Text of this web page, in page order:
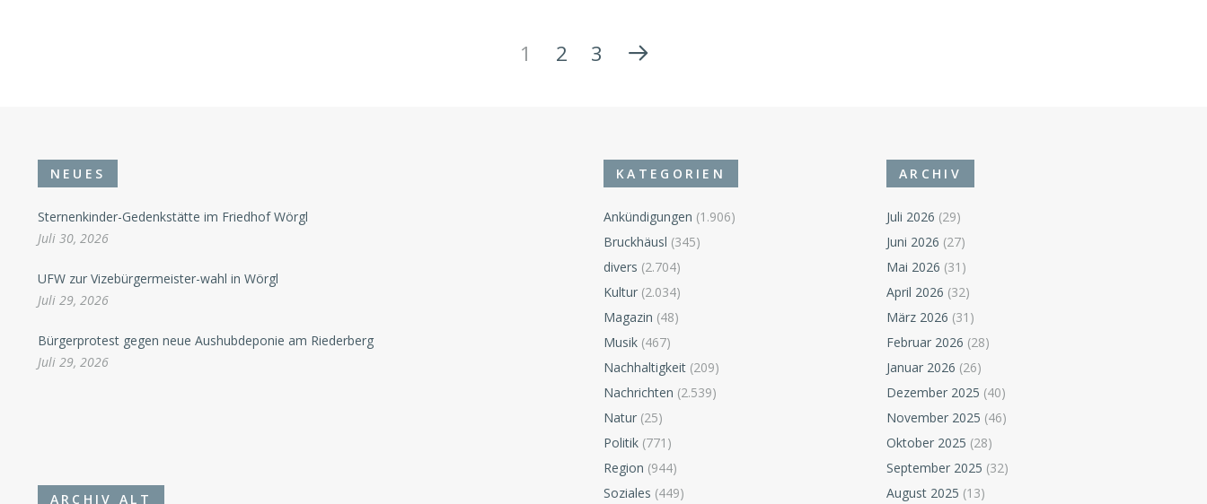
1 2 3
NEUES
Sternenkinder-Gedenkstätte im Friedhof Wörgl
Juli 30, 2026
UFW zur Vizebürgermeister-wahl in Wörgl
Juli 29, 2026
Bürgerprotest gegen neue Aushubdeponie am Riederberg
Juli 29, 2026
ARCHIV ALT
KATEGORIEN
Ankündigungen (1.906)
Bruckhäusl (345)
divers (2.704)
Kultur (2.034)
Magazin (48)
Musik (467)
Nachhaltigkeit (209)
Nachrichten (2.539)
Natur (25)
Politik (771)
Region (944)
Soziales (449)
ARCHIV
Juli 2026 (29)
Juni 2026 (27)
Mai 2026 (31)
April 2026 (32)
März 2026 (31)
Februar 2026 (28)
Januar 2026 (26)
Dezember 2025 (40)
November 2025 (46)
Oktober 2025 (28)
September 2025 (32)
August 2025 (13)